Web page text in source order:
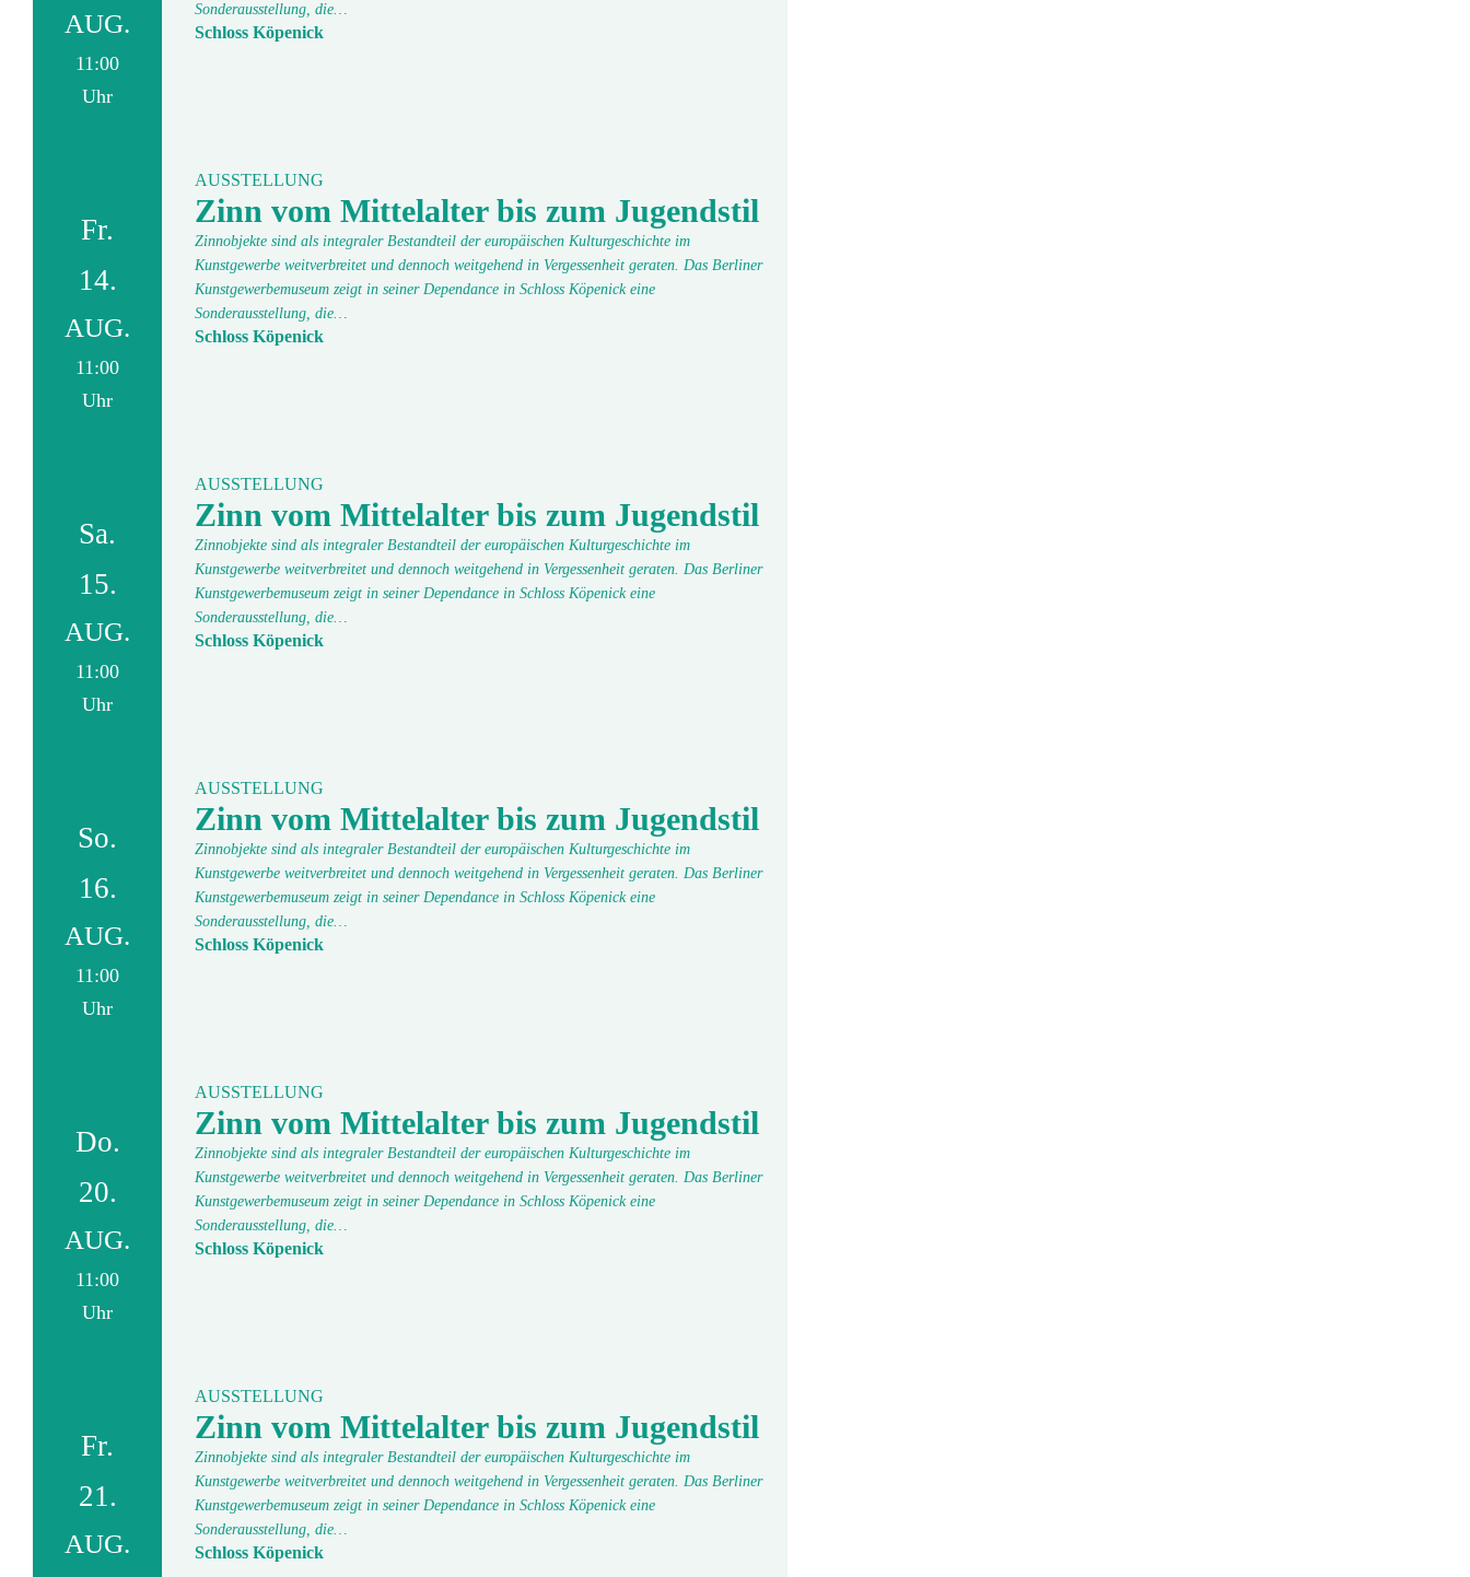
AUG.
11:00
Uhr
Sonderausstellung, die…
Schloss Köpenick
Fr.
14.
AUG.
11:00
Uhr
AUSSTELLUNG
Zinn vom Mittelalter bis zum Jugendstil
Zinnobjekte sind als integraler Bestandteil der europäischen Kulturgeschichte im
Kunstgewerbe weitverbreitet und dennoch weitgehend in Vergessenheit geraten. Das Berliner
Kunstgewerbemuseum zeigt in seiner Dependance in Schloss Köpenick eine
Sonderausstellung, die…
Schloss Köpenick
Sa.
15.
AUG.
11:00
Uhr
AUSSTELLUNG
Zinn vom Mittelalter bis zum Jugendstil
Zinnobjekte sind als integraler Bestandteil der europäischen Kulturgeschichte im
Kunstgewerbe weitverbreitet und dennoch weitgehend in Vergessenheit geraten. Das Berliner
Kunstgewerbemuseum zeigt in seiner Dependance in Schloss Köpenick eine
Sonderausstellung, die…
Schloss Köpenick
So.
16.
AUG.
11:00
Uhr
AUSSTELLUNG
Zinn vom Mittelalter bis zum Jugendstil
Zinnobjekte sind als integraler Bestandteil der europäischen Kulturgeschichte im
Kunstgewerbe weitverbreitet und dennoch weitgehend in Vergessenheit geraten. Das Berliner
Kunstgewerbemuseum zeigt in seiner Dependance in Schloss Köpenick eine
Sonderausstellung, die…
Schloss Köpenick
Do.
20.
AUG.
11:00
Uhr
AUSSTELLUNG
Zinn vom Mittelalter bis zum Jugendstil
Zinnobjekte sind als integraler Bestandteil der europäischen Kulturgeschichte im
Kunstgewerbe weitverbreitet und dennoch weitgehend in Vergessenheit geraten. Das Berliner
Kunstgewerbemuseum zeigt in seiner Dependance in Schloss Köpenick eine
Sonderausstellung, die…
Schloss Köpenick
Fr.
21.
AUG.
AUSSTELLUNG
Zinn vom Mittelalter bis zum Jugendstil
Zinnobjekte sind als integraler Bestandteil der europäischen Kulturgeschichte im
Kunstgewerbe weitverbreitet und dennoch weitgehend in Vergessenheit geraten. Das Berliner
Kunstgewerbemuseum zeigt in seiner Dependance in Schloss Köpenick eine
Sonderausstellung, die…
Schloss Köpenick